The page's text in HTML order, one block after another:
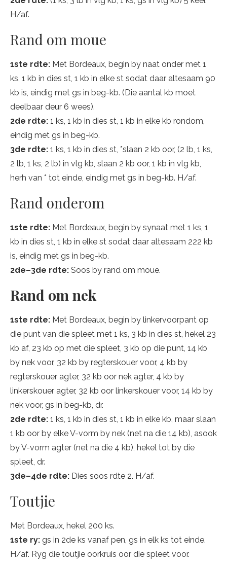
H/af.
Rand om moue
1ste rdte: Met Bordeaux, begin by naat onder met 1
ks, 1 kb in dies st, 1 kb in elke st sodat daar altesaam 90
kb is, eindig met gs in beg-kb. (Die aantal kb moet
deelbaar deur 6 wees).
2de rdte: 1 ks, 1 kb in dies st, 1 kb in elke kb rondom,
eindig met gs in beg-kb.
3de rdte: 1 ks, 1 kb in dies st, *slaan 2 kb oor, (2 lb, 1 ks,
2 lb, 1 ks, 2 lb) in vlg kb, slaan 2 kb oor, 1 kb in vlg kb,
herh van * tot einde, eindig met gs in beg-kb. H/af.
Rand onderom
1ste rdte: Met Bordeaux, begin by synaat met 1 ks, 1
kb in dies st, 1 kb in elke st sodat daar altesaam 222 kb
is, eindig met gs in beg-kb.
2de–3de rdte: Soos by rand om moue.
Rand om nek
1ste rdte: Met Bordeaux, begin by linkervoorpant op
die punt van die spleet met 1 ks, 3 kb in dies st, hekel 23
kb af, 23 kb op met die spleet, 3 kb op die punt, 14 kb
by nek voor, 32 kb by regterskouer voor, 4 kb by
regterskouer agter, 32 kb oor nek agter, 4 kb by
linkerskouer agter, 32 kb oor linkerskouer voor, 14 kb by
nek voor, gs in beg-kb, dr.
2de rdte: 1 ks, 1 kb in dies st, 1 kb in elke kb, maar slaan
1 kb oor by elke V-vorm by nek (net na die 14 kb), asook
by V-vorm agter (net na die 4 kb), hekel tot by die
spleet, dr.
3de–4de rdte: Dies soos rdte 2. H/af.
Toutjie
Met Bordeaux, hekel 200 ks.
1ste ry: gs in 2de ks vanaf pen, gs in elk ks tot einde.
H/af. Ryg die toutjie oorkruis oor die spleet voor.